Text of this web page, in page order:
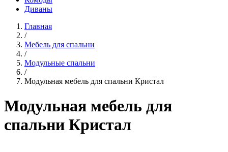
Диваны
Главная
/
Мебель для спальни
/
Модульные спальни
/
Модульная мебель для спальни Кристал
Модульная мебель для
спальни Кристал